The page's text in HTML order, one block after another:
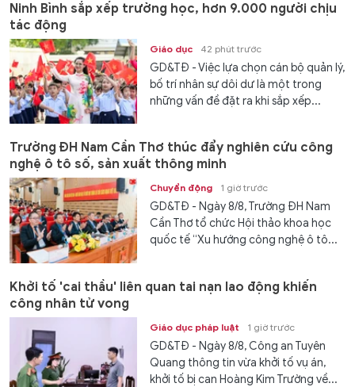
Ninh Bình sắp xếp trường học, hơn 9.000 người chịu
tác động
Giáo dục 42 phút trước
GD&TĐ - Việc lựa chọn cán bộ quản lý,
bố trí nhân sự dôi dư là một trong
những vấn đề đặt ra khi sắp xếp...
Trường ĐH Nam Cần Thơ thúc đẩy nghiên cứu công
nghệ ô tô số, sản xuất thông minh
Chuyển động 1 giờ trước
GD&TĐ - Ngày 8/8, Trường ĐH Nam
Cần Thơ tổ chức Hội thảo khoa học
quốc tế “Xu hướng công nghệ ô tô...
Khởi tố 'cai thầu' liên quan tai nạn lao động khiến
công nhân tử vong
Giáo dục pháp luật 1 giờ trước
GD&TĐ - Ngày 8/8, Công an Tuyên
Quang thông tin vừa khởi tố vụ án,
khởi tố bị can Hoàng Kim Trường về...